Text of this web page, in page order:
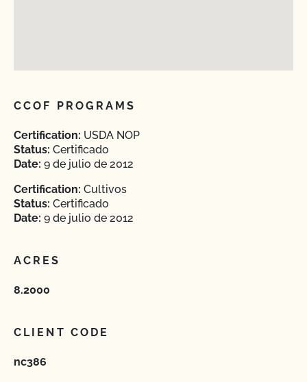
CCOF PROGRAMS
Certification: USDA NOP
Status: Certificado
Date: 9 de julio de 2012
Certification: Cultivos
Status: Certificado
Date: 9 de julio de 2012
ACRES
8.2000
CLIENT CODE
nc386